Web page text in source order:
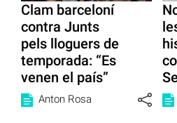
Clam barceloní
contra Junts
pels lloguers de
temporada: “Es
venen el país”
Anton Rosa